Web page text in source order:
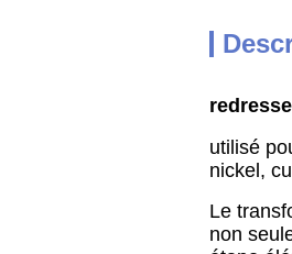
utilisé
nickel,
Le
non